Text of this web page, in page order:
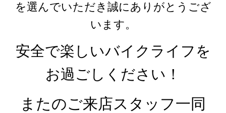
を選んでいただき誠にありがとうござ
います。
安全で楽しいバイクライフを
お過ごしください！
またのご来店スタッフ一同